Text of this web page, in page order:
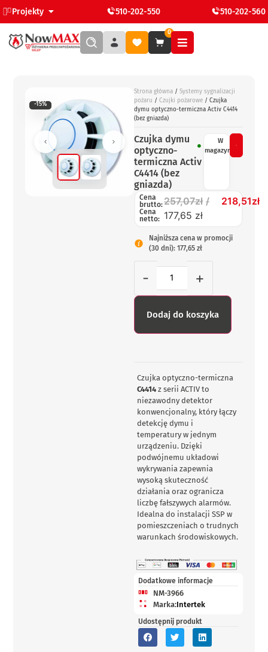
Projekty 510-202-550 510-202-560
0
-15%
Strona główna / Systemy sygnalizacji
pożaru / Czujki pożarowe / Czujka
dymu optyczno-termiczna Activ C4414
(bez gniazda)
Czujka dymu
optyczno-
termiczna Activ
C4414 (bez
gniazda)
W
magazynie
Cena
brutto:257,07zł 218,51zł
Cena
netto: 177,65 zł
Najniższa cena w promocji
(30 dni): 177,65 zł
- +
Dodaj do koszyka
Czujka optyczno-termiczna
C4414 z serii ACTIV to
niezawodny detektor
konwencjonalny, który łączy
detekcję dymu i
temperatury w jednym
urządzeniu. Dzięki
podwójnemu układowi
wykrywania zapewnia
wysoką skuteczność
działania oraz ogranicza
liczbę fałszywych alarmów.
Idealna do instalacji SSP w
pomieszczeniach o trudnych
warunkach środowiskowych.
Dodatkowe informacje
NM-3966
Marka:Intertek
Udostępnij produkt